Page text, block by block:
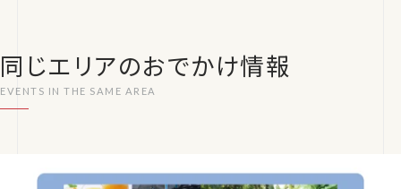
同じエリアのおでかけ情報